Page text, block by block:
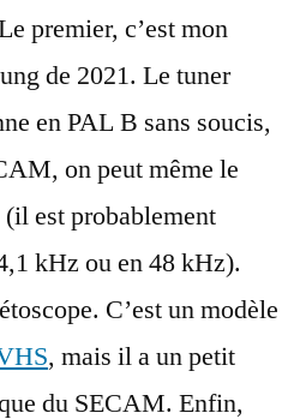
premier, c’est mon
de 2021. Le tuner
en PAL B sans soucis,
on peut même le
est probablement
kHz ou en 48 kHz).
C’est un modèle
, mais il a un petit
du SECAM. Enfin,